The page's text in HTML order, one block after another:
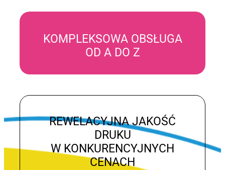
KOMPLEKSOWA OBSŁUGA
OD A DO Z
REWELACYJNA JAKOŚĆ
DRUKU
W KONKURENCYJNYCH
CENACH